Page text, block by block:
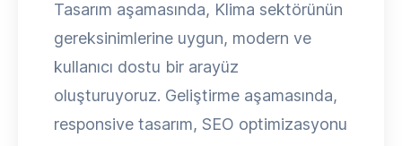
Tasarım aşamasında, Klima sektörünün
gereksinimlerine uygun, modern ve
kullanıcı dostu bir arayüz
oluşturuyoruz. Geliştirme aşamasında,
responsive tasarım, SEO optimizasyonu